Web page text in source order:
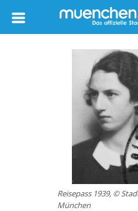
Reisepass 1939, ©
München